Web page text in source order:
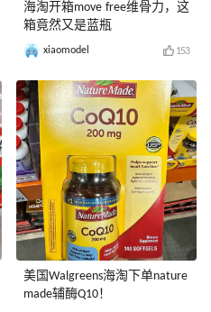
海淘开箱move free维骨力，这
箱竟然又是蓝瓶
xiaomodel 153
美国Walgreens海淘下单nature
made辅酶Q10！